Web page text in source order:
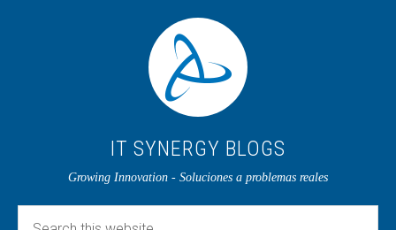
IT SYNERGY BLOGS
Growing Innovation - Soluciones a problemas reales